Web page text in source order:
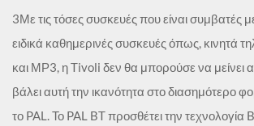
3Με τις τόσες συσκευές που είναι συμβατές
ειδικά καθημερινές συσκευές όπως, κινητά
και ΜΡ3, η Tivoli δεν θα μπορούσε να μείνει
βάλει αυτή την ικανότητα στο διασημότερο
το PAL. Το PAL BT προσθέτει την